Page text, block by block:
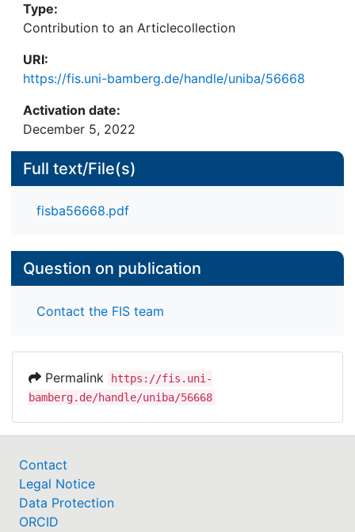
Type:
Contribution to an Articlecollection
URI:
https://fis.uni-bamberg.de/handle/uniba/56668
Activation date:
December 5, 2022
Full text/File(s)
fisba56668.pdf
Question on publication
Contact the FIS team
Permalink
https://fis.uni-
bamberg.de/handle/uniba/56668
Contact
Legal Notice
Data Protection
ORCID